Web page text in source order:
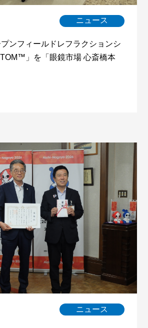
ニュース
プンフィールドレフラクションシ
」を「眼鏡市場 心斎橋本
ニュース